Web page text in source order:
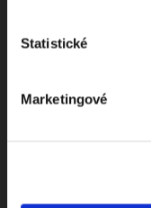
Statistické
Marketingové